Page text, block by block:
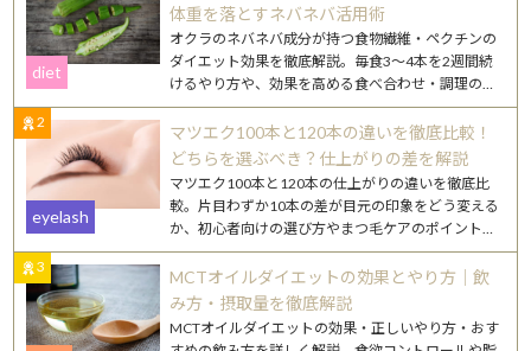
体重を落とすネバネバ活用術
diet
オクラのネバネバ成分が持つ食物繊維・ペクチンの
ダイエット効果を徹底解説。毎食3〜4本を2週間続
けるやり方や、効果を高める食べ合わせ・調理のコ
ツを紹介します。
2
マツエク100本と120本の違いを徹底比較！
どちらを選ぶべき？仕上がりの差を解説
eyelash
マツエク100本と120本の仕上がりの違いを徹底比
較。片目わずか10本の差が目元の印象をどう変える
か、初心者向けの選び方やまつ毛ケアのポイントも
詳しく解説します。
3
MCTオイルダイエットの効果とやり方｜飲
み方・摂取量を徹底解説
MCTオイルダイエットの効果・正しいやり方・おす